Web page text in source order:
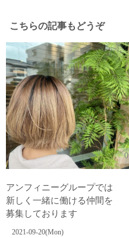
こちらの記事もどうぞ
0
アンフィニーグループでは
新しく一緒に働ける仲間を
募集しております
2021-09-20(Mon)